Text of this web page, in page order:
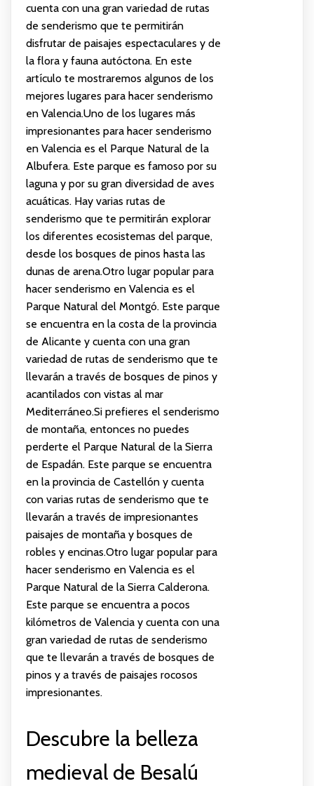
cuenta con una gran variedad de rutas
de senderismo que te permitirán
disfrutar de paisajes espectaculares y de
la flora y fauna autóctona. En este
artículo te mostraremos algunos de los
mejores lugares para hacer senderismo
en Valencia.Uno de los lugares más
impresionantes para hacer senderismo
en Valencia es el Parque Natural de la
Albufera. Este parque es famoso por su
laguna y por su gran diversidad de aves
acuáticas. Hay varias rutas de
senderismo que te permitirán explorar
los diferentes ecosistemas del parque,
desde los bosques de pinos hasta las
dunas de arena.Otro lugar popular para
hacer senderismo en Valencia es el
Parque Natural del Montgó. Este parque
se encuentra en la costa de la provincia
de Alicante y cuenta con una gran
variedad de rutas de senderismo que te
llevarán a través de bosques de pinos y
acantilados con vistas al mar
Mediterráneo.Si prefieres el senderismo
de montaña, entonces no puedes
perderte el Parque Natural de la Sierra
de Espadán. Este parque se encuentra
en la provincia de Castellón y cuenta
con varias rutas de senderismo que te
llevarán a través de impresionantes
paisajes de montaña y bosques de
robles y encinas.Otro lugar popular para
hacer senderismo en Valencia es el
Parque Natural de la Sierra Calderona.
Este parque se encuentra a pocos
kilómetros de Valencia y cuenta con una
gran variedad de rutas de senderismo
que te llevarán a través de bosques de
pinos y a través de paisajes rocosos
impresionantes.
Descubre la belleza
medieval de Besalú